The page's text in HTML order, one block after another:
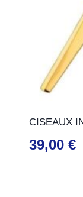
CISEAUX
39,00 €